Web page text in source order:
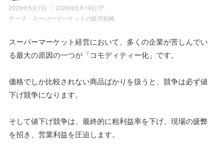
2026年5月7日
2026年6月19日
テーマ： スーパーマーケットの販売戦略
スーパーマーケット経営において、多くの企業が苦しんでい
る最大の原因の一つが「コモディティー化」です。
価格でしか比較されない商品ばかりを扱うと、競争は必ず値
下げ競争になります。
そして値下げ競争は、最終的に粗利益率を下げ、現場の疲弊
を招き、営業利益を圧迫します。